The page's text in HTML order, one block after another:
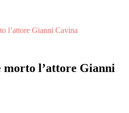
l’attore Gianni Cavina
morto l’attore Gianni